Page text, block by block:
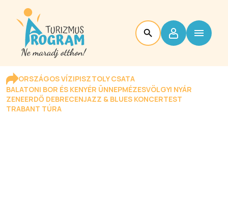
ORSZÁGOS VÍZIPISZTOLY CSATA
BALATONI BOR ÉS KENYÉR ÜNNEPMÉZESVÖLGYI NYÁR
ZENEERDŐ DEBRECENJAZZ & BLUES KONCERTEST
TRABANT TÚRA